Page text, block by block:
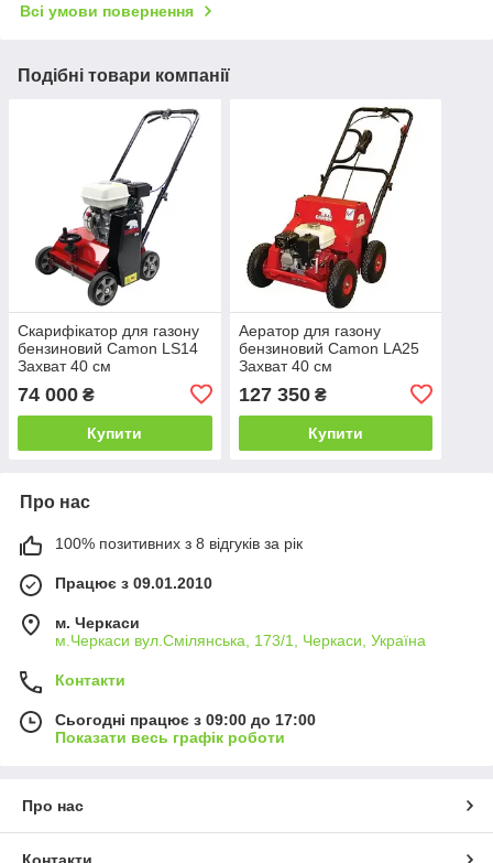
Всі умови повернення
Подібні товари компанії
Скарифікатор для газону
бензиновий Camon LS14
Захват 40 см
74 000 ₴
Купити
Аератор для газону
бензиновий Camon LA25
Захват 40 см
127 350₴
Купити
Про нас
100% позитивних з 8 відгуків за рік
Працює з 09.01.2010
м. Черкаси
м.Черкаси вул.Смілянська, 173/1, Черкаси, Україна
Контакти
Сьогодні працює з 09:00 до 17:00
Показати весь графік роботи
Про нас
Контакти